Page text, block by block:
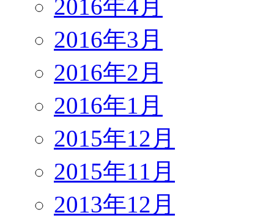
2016年4月
2016年3月
2016年2月
2016年1月
2015年12月
2015年11月
2013年12月